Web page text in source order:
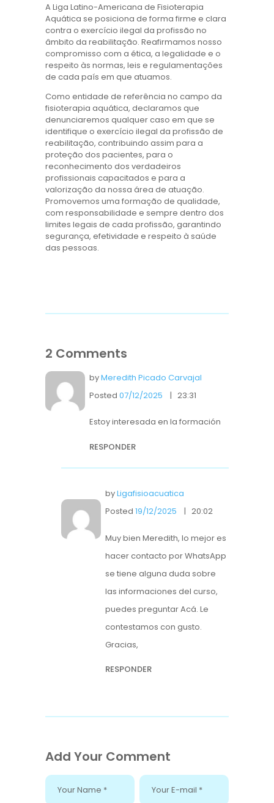
A Liga Latino-Americana de Fisioterapia
Aquática se posiciona de forma firme e clara
contra o exercício ilegal da profissão no
âmbito da reabilitação. Reafirmamos nosso
compromisso com a ética, a legalidade e o
respeito às normas, leis e regulamentações
de cada país em que atuamos.
Como entidade de referência no campo da
fisioterapia aquática, declaramos que
denunciaremos qualquer caso em que se
identifique o exercício ilegal da profissão de
reabilitação, contribuindo assim para a
proteção dos pacientes, para o
reconhecimento dos verdadeiros
profissionais capacitados e para a
valorização da nossa área de atuação.
Promovemos uma formação de qualidade,
com responsabilidade e sempre dentro dos
limites legais de cada profissão, garantindo
segurança, efetividade e respeito à saúde
das pessoas.
2 Comments
byMeredith Picado Carvajal
Posted 07/12/2025 23:31
Estoy interesada en la formación
RESPONDER
byLigafisioacuatica
Posted 19/12/2025 20:02
Muy bien Meredith, lo mejor es
hacer contacto por WhatsApp
se tiene alguna duda sobre
las informaciones del curso,
puedes preguntar Acá. Le
contestamos con gusto.
Gracias,
RESPONDER
Add Your Comment